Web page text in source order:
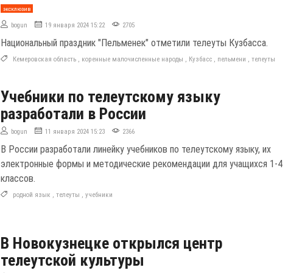
эксклюзив
bogun 19 января 2024 15:22 2705
Национальный праздник "Пельменек" отметили телеуты Кузбасса.
Кемеровская область , коренные малочисленные народы , Кузбасс , пельмени ,телеуты
Учебники по телеутскому языку
разработали в России
bogun 11 января 2024 15:23 2366
В России разработали линейку учебников по телеутскому языку, их
электронные формы и методические рекомендации для учащихся 1-4
классов.
родной язык ,телеуты ,учебники
В Новокузнецке открылся центр
телеутской культуры